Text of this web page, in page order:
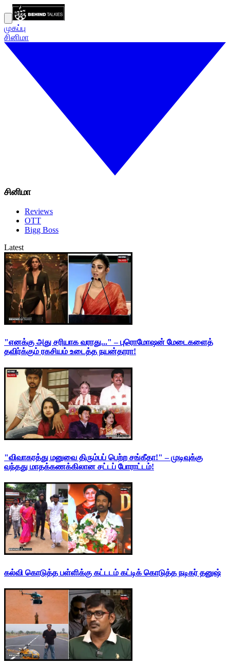
முகப்பு
சினிமா
சினிமா
Reviews
OTT
Bigg Boss
Latest
"எனக்கு அது சரியாக வராது..." – புரொமோஷன் மேடைகளைத்
தவிர்க்கும் ரகசியம் உடைத்த நயன்தாரா!
"விவாகரத்து மனுவை திரும்பப் பெற்ற சங்கீதா!" – முடிவுக்கு
வந்தது மாதக்கணக்கிலான சட்டப் போராட்டம்!
கல்வி கொடுத்த பள்ளிக்கு கட்டடம் கட்டிக் கொடுத்த நடிகர் தனுஷ்